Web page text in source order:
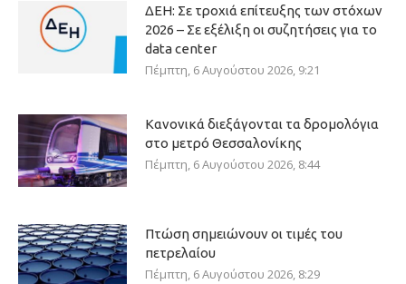
ΔΕΗ: Σε τροχιά επίτευξης των στόχων
2026 – Σε εξέλιξη οι συζητήσεις για το
data center
Πέμπτη, 6 Αυγούστου 2026, 9:21
Κανονικά διεξάγονται τα δρομολόγια
στο μετρό Θεσσαλονίκης
Πέμπτη, 6 Αυγούστου 2026, 8:44
Πτώση σημειώνουν οι τιμές του
πετρελαίου
Πέμπτη, 6 Αυγούστου 2026, 8:29